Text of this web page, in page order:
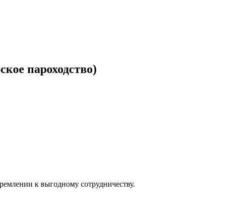
пароходство)
к выгодному сотрудничеству.